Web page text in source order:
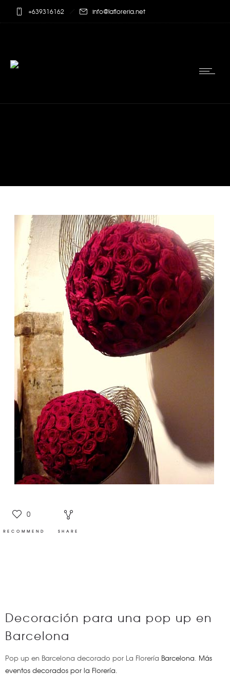
+639316162 info@lafloreria.net
0
RECOMMEND SHARE
Decoración para una pop up en
Barcelona
Pop up en Barcelona decorado por La Florería Barcelona. Más
eventos decorados por la Florería.